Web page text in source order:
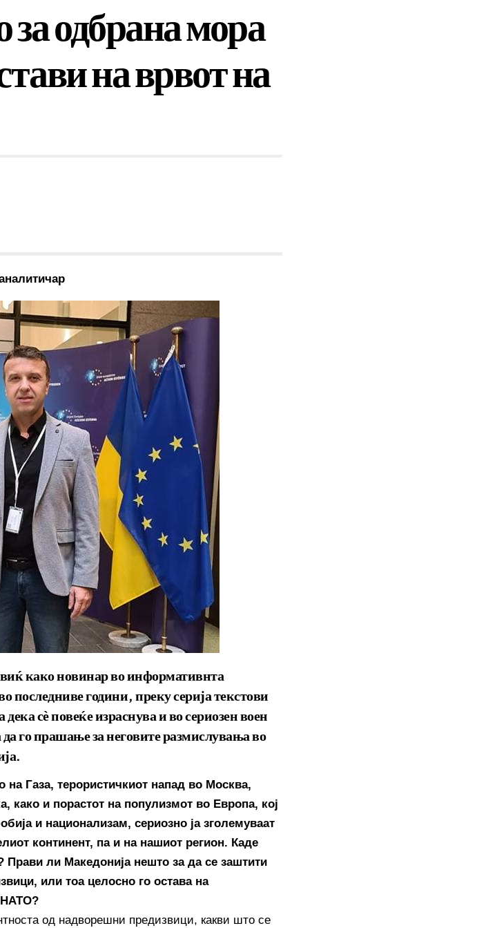
одбрана мора
на врвот на
како новинар во информативнта
последниве години, преку серија текстови
сѐ повеќе израснува и во сериозен воен
го прашање за неговите размислувања во
на Газа, терористичкиот напад во Москва,
како и порастот на популизмот во Европа, кој
и национализам, сериозно ја зголемуваат
континент, па и на нашиот регион. Каде
Прави ли Македонија нешто за да се заштити
или тоа целосно го остава на
НАТО?
од надворешни предизвици, какви што се